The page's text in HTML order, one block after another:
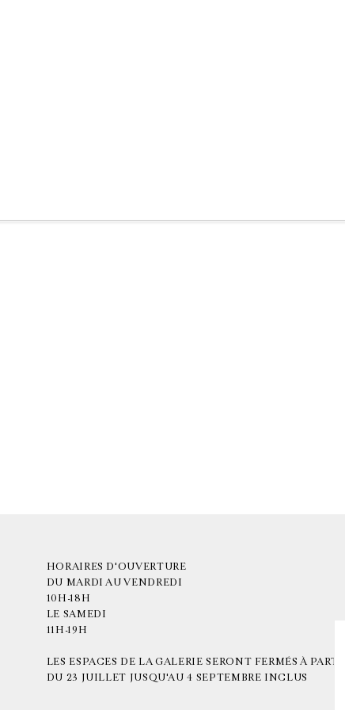
HORAIRES D'OUVERTURE
DU MARDI AU VENDREDI
10H-18H
LE SAMEDI
11H-19H
LES ESPACES DE LA GALERIE SERONT FERMÉS À PARTIR
DU 23 JUILLET JUSQU'AU 4 SEPTEMBRE INCLUS